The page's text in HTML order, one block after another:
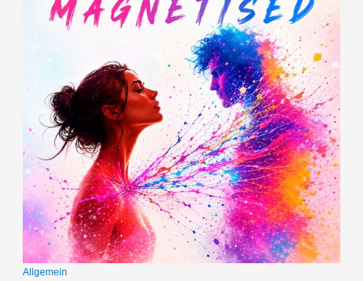
Allgemein